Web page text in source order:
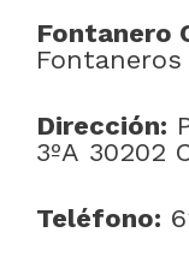
Fontanero
Dirección:
3ºA 30202
Teléfono: